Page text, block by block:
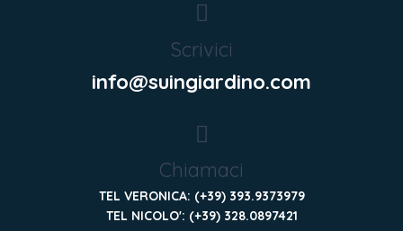
Scrivici
info@suingiardino.com
Chiamaci
TEL VERONICA: (+39) 393.9373979
TEL NICOLO': (+39) 328.0897421